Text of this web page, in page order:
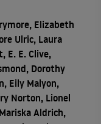
Elizabeth
Ulric, Laura
E. E. Clive,
Dorothy
Eily Malyon,
Norton, Lionel
Aldrich,